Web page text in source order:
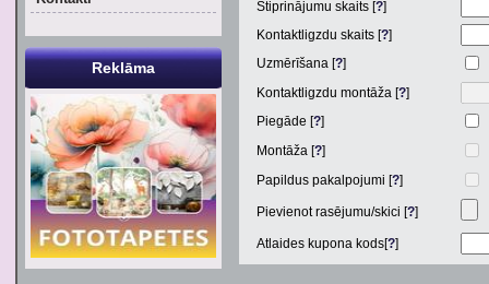
Stiprinājumu skaits [?]
Kontaktligzdu skaits [?]
Uzmērīšana [?]
Kontaktligzdu montāža [?]
Piegāde [?]
Montāža [?]
Papildus pakalpojumi [?]
Pievienot rasējumu/skici [?]
Atlaides kupona kods[?]
Reklāma